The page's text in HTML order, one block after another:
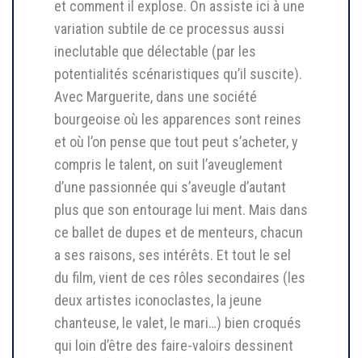
et comment il explose. On assiste ici à une
variation subtile de ce processus aussi
ineclutable que délectable (par les
potentialités scénaristiques qu’il suscite).
Avec Marguerite, dans une société
bourgeoise où les apparences sont reines
et où l’on pense que tout peut s’acheter, y
compris le talent, on suit l’aveuglement
d’une passionnée qui s’aveugle d’autant
plus que son entourage lui ment. Mais dans
ce ballet de dupes et de menteurs, chacun
a ses raisons, ses intérêts. Et tout le sel
du film, vient de ces rôles secondaires (les
deux artistes iconoclastes, la jeune
chanteuse, le valet, le mari…) bien croqués
qui loin d’être des faire-valoirs dessinent